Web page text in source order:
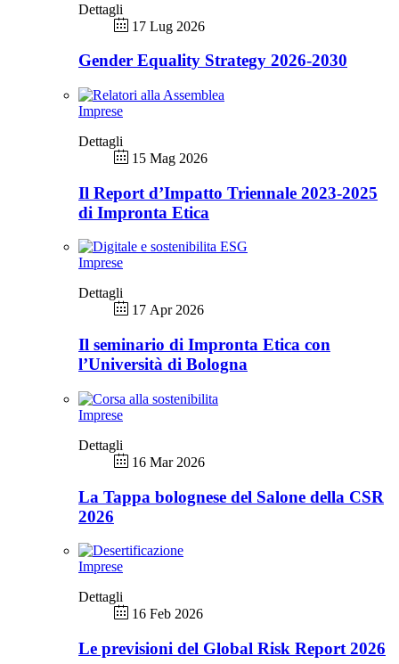
Dettagli
17 Lug 2026
Gender Equality Strategy 2026-2030
Imprese
Dettagli
15 Mag 2026
Il Report d’Impatto Triennale 2023-2025
di Impronta Etica
Imprese
Dettagli
17 Apr 2026
Il seminario di Impronta Etica con
l’Università di Bologna
Imprese
Dettagli
16 Mar 2026
La Tappa bolognese del Salone della CSR
2026
Imprese
Dettagli
16 Feb 2026
Le previsioni del Global Risk Report 2026